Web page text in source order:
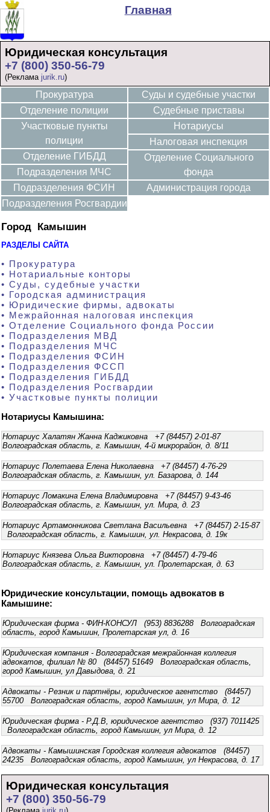
Главная
Юридическая консультация
+7 (800) 350-56-79
(Реклама jurik.ru)
Прокуратура
Отделение полиции
Участковые пункты
полиции
Отделение ГИБДД
Подразделения МЧС
Подразделения ФСИН
Подразделения Росгвардии
Суды и судебные участки
Судебные приставы
Нотариусы
Налоговая инспекция
Отделение Социального
фонда
Администрация города
Город Камышин
РАЗДЕЛЫ САЙТА
• Прокуратура
• Нотариальные конторы
• Суды, судебные участки
• Городская администрация
• Юридические фирмы, адвокаты
• Межрайонная налоговая инспекция
• Отделение Социального фонда России
• Подразделения МВД
• Подразделения МЧС
• Подразделения ФСИН
• Подразделения ФССП
• Подразделения ГИБДД
• Подразделения Росгвардии
• Участковые пункты полиции
Нотариусы Камышина:
Нотариус Халатян Жанна Каджиковна +7 (84457) 2-01-87
Волгоградская область, г. Камышин, 4-й микрорайон, д. 8/11
Нотариус Полетаева Елена Николаевна +7 (84457) 4-76-29
Волгоградская область, г. Камышин, ул. Базарова, д. 144
Нотариус Ломакина Елена Владимировна +7 (84457) 9-43-46
Волгоградская область, г. Камышин, ул. Мира, д. 23
Нотариус Артамонникова Светлана Васильевна +7 (84457) 2-15-87
Волгоградская область, г. Камышин, ул. Некрасова, д. 19к
Нотариус Князева Ольга Викторовна +7 (84457) 4-79-46
Волгоградская область, г. Камышин, ул. Пролетарская, д. 63
Юридические консультации, помощь адвокатов в
Камышине:
Юридическая фирма - ФИН-КОНСУЛ (953) 8836288 Волгоградская
область, город Камышин, Пролетарская ул, д. 16
Юридическая компания - Волгоградская межрайонная коллегия
адвокатов, филиал № 80 (84457) 51649 Волгоградская область,
город Камышин, ул Давыдова, д. 21
Адвокаты - Резник и партнёры, юридическое агентство (84457)
55700 Волгоградская область, город Камышин, ул Мира, д. 12
Юридическая фирма - Р.Д.В, юридическое агентство (937) 7011425
Волгоградская область, город Камышин, ул Мира, д. 12
Адвокаты - Камышинская Городская коллегия адвокатов (84457)
24235 Волгоградская область, город Камышин, ул Некрасова, д. 17
Юридическая консультация
+7 (800) 350-56-79